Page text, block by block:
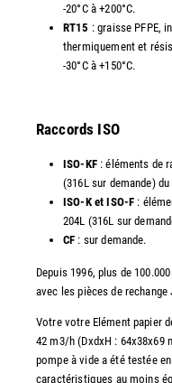
-20°C à +200°C.
RT15 : graisse PFPE,
thermiquement et
-30°C à +150°C.
Raccords ISO
ISO-KF: éléments de
(316L sur demande) du
ISO-K et ISO-F :
204L (316L sur
CF : sur demande.
Depuis 1996, plus de
avec les pièces de rechange
Votre votre Elément papier
42 m3/h (DxdxH : 64x38x69
pompe à vide a été testée
caractéristiques au moins